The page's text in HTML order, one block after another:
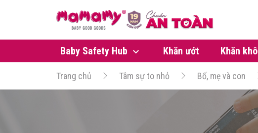
Baby Safety Hub Khăn ướt Khăn khô
Trang chủ Tâm sự to nhỏ Bố, mẹ và con